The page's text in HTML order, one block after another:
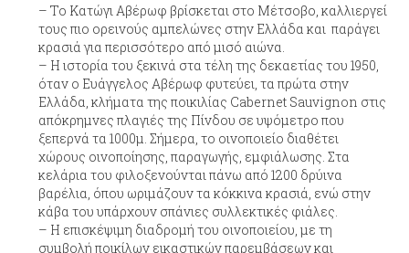
Το Κατώγι Αβέρωφ βρίσκεται στο Μέτσοβο, καλλιεργεί
τους πιο ορεινούς αμπελώνες στην Ελλάδα και παράγει
κρασιά για περισσότερο από μισό αιώνα.
Η ιστορία του ξεκινά στα τέλη της δεκαετίας του 1950,
όταν ο Ευάγγελος Αβέρωφ φυτεύει, τα πρώτα στην
Ελλάδα, κλήματα της ποικιλίας Cabernet Sauvignon στις
απόκρημνες πλαγιές της Πίνδου σε υψόμετρο που
ξεπερνά τα 1000μ. Σήμερα, το οινοποιείο διαθέτει
χώρους οινοποίησης, παραγωγής, εμφιάλωσης. Στα
κελάρια του φιλοξενούνται πάνω από 1200 δρύινα
βαρέλια, όπου ωριμάζουν τα κόκκινα κρασιά, ενώ στην
κάβα του υπάρχουν σπάνιες συλλεκτικές φιάλες.
Η επισκέψιμη διαδρομή του οινοποιείου, με τη
συμβολή ποικίλων εικαστικών παρεμβάσεων και